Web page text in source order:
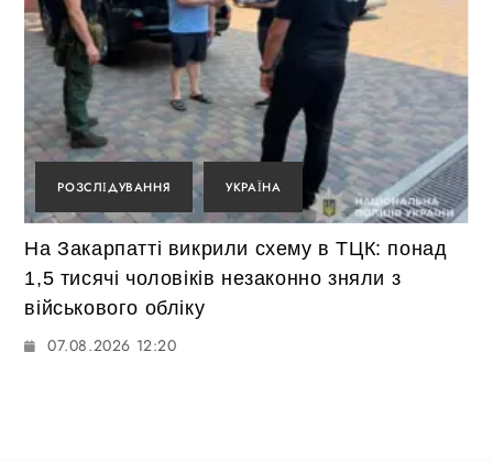
РОЗСЛІДУВАННЯ УКРАЇНА
На Закарпатті викрили схему в ТЦК: понад
1,5 тисячі чоловіків незаконно зняли з
військового обліку
07.08.2026 12:20